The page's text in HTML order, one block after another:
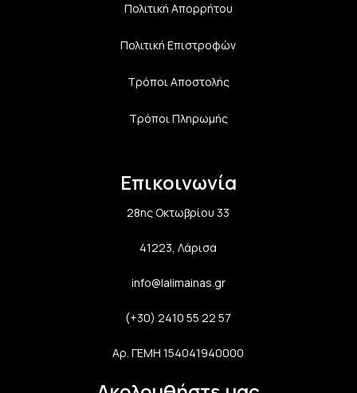
Πολιτική Aπορρήτου
Πολιτική Επιστροφών
Τρόποι Αποστολής
Τρόποι Πληρωμής
Επικοινωνία
28ης Οκτωβρίου 33
41223, Λάρισα
info@lalimainas.gr
(+30) 2410 55 22 57
Αρ. ΓΕΜΗ 154041940000